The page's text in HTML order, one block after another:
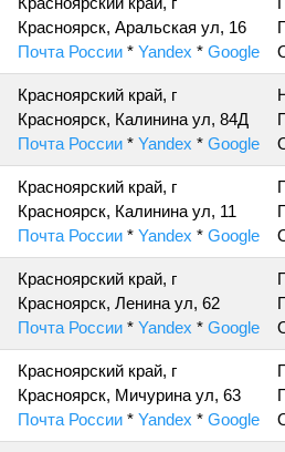
Красноярск, Аральская ул, 16
Почта России * Yandex * Google
Красноярский край, г
Красноярск, Калинина ул, 84Д
Почта России * Yandex * Google
Красноярский край, г
Красноярск, Калинина ул, 11
Почта России * Yandex * Google
Красноярский край, г
Красноярск, Ленина ул, 62
Почта России * Yandex * Google
Красноярский край, г
Красноярск, Мичурина ул, 63
Почта России * Yandex * Google